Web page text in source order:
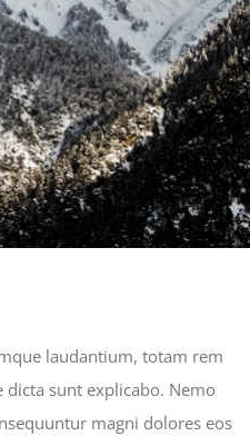
laudantium, totam rem
sunt explicabo. Nemo
magni dolores eos